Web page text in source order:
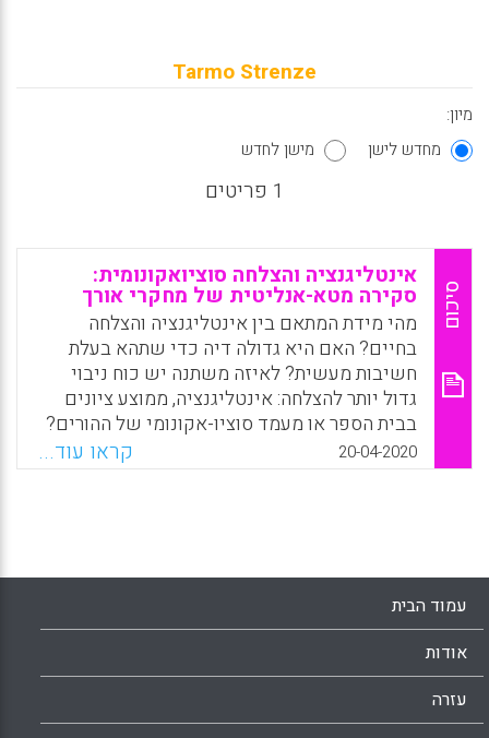
Tarmo Strenze
מיון:
מחדש לישן
מישן לחדש
1 פריטים
סיכום
אינטליגנציה והצלחה סוציואקונומית:
סקירה מטא-אנליטית של מחקרי אורך
מהי מידת המתאם בין אינטליגנציה והצלחה
בחיים? האם היא גדולה דיה כדי שתהא בעלת
חשיבות מעשית? לאיזה משתנה יש כוח ניבוי
גדול יותר להצלחה: אינטליגנציה, ממוצע ציונים
בבית הספר או מעמד סוציו-אקונומי של ההורים?
האם התרחשו לאורך השנים שינויים בקשר בין
אינטליגנציה להצלחה? שאלות אלה ואחרות
20-04-2020 קראו עוד...
עמוד הבית
אודות
עזרה